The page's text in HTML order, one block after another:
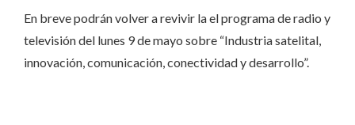
En breve podrán volver a revivir la el programa de radio y
televisión del lunes 9 de mayo sobre “Industria satelital,
innovación, comunicación, conectividad y desarrollo”.